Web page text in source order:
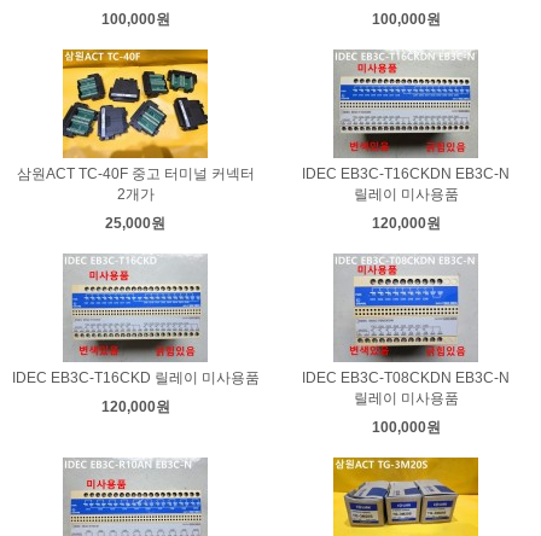
100,000원
100,000원
삼원ACT TC-40F 중고 터미널 커넥터
2개가
25,000원
IDEC EB3C-T16CKDN EB3C-N
릴레이 미사용품
120,000원
IDEC EB3C-T16CKD 릴레이 미사용품
120,000원
IDEC EB3C-T08CKDN EB3C-N
릴레이 미사용품
100,000원